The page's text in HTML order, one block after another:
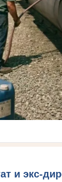
и экс-